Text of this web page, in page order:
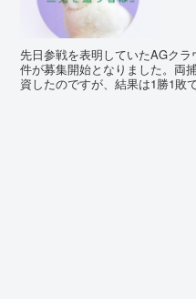
先日参戦を表明していたAGク
件が募集開始となりました。両
資したのですが、結果は1勝1